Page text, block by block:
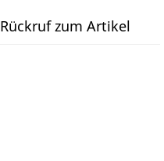
Rückruf zum Artikel